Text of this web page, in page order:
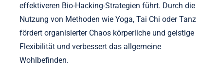
effektiveren Bio-Hacking-Strategien führt. Durch die
Nutzung von Methoden wie Yoga, Tai Chi oder Tanz
fördert organisierter Chaos körperliche und geistige
Flexibilität und verbessert das allgemeine
Wohlbefinden.